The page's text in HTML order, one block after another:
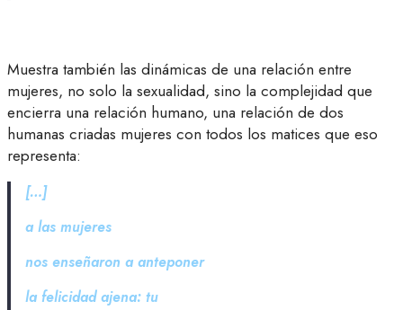
Muestra también las dinámicas de una relación entre
mujeres, no solo la sexualidad, sino la complejidad que
encierra una relación humano, una relación de dos
humanas criadas mujeres con todos los matices que eso
representa:
[…]
a las mujeres
nos enseñaron a anteponer
la felicidad ajena: tu